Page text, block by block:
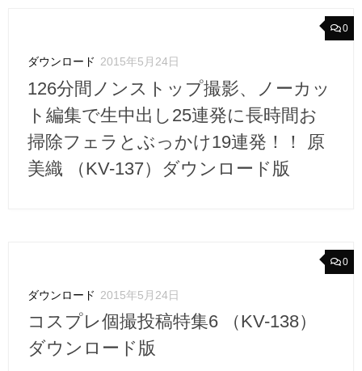
0
ダウンロード 2015年5月24日
126分間ノンストップ撮影、ノーカッ
ト編集で生中出し25連発に長時間お
掃除フェラとぶっかけ19連発！！ 原
美織 （KV-137）ダウンロード版
0
ダウンロード 2015年5月24日
コスプレ個撮投稿特集6 （KV-138）
ダウンロード版